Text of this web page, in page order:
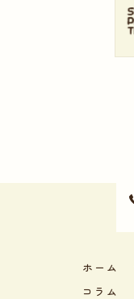
ホーム
コラム